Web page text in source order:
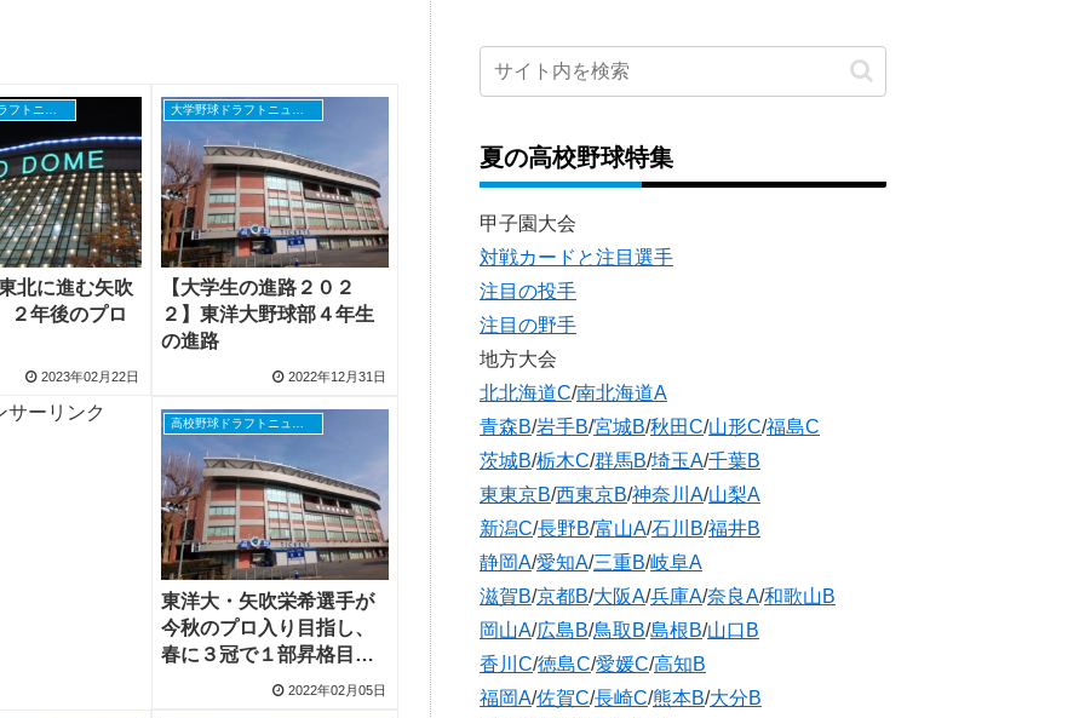
北に進む矢吹
２年後のプロ
2023年02月22日
【大学生の進路２０２
２】東洋大野球部４年生
の進路
2022年12月31日
サーリンク
東洋大・矢吹栄希選手が
今秋のプロ入り目指し、
春に３冠で１部昇格目指
2022年02月05日
夏の高校野球特集
甲子園大会
対戦カードと注目選手
注目の投手
注目の野手
地方大会
北北海道C/南北海道A
青森B/岩手B/宮城B/秋田C/山形C/福島C
茨城B/栃木C/群馬B/埼玉A/千葉B
東東京B/西東京B/神奈川A/山梨A
新潟C/長野B/富山A/石川B/福井B
静岡A/愛知A/三重B/岐阜A
滋賀B/京都B/大阪A/兵庫A/奈良A/和歌山B
岡山A/広島B/鳥取B/島根B/山口B
香川C/徳島C/愛媛C/高知B
福岡A/佐賀C/長崎C/熊本B/大分B